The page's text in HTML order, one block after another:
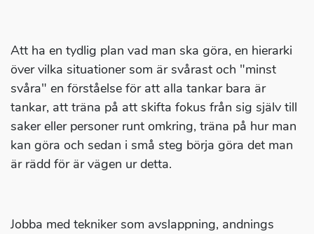
Att ha en tydlig plan vad man ska göra, en hierarki
över vilka situationer som är svårast och "minst
svåra" en förståelse för att alla tankar bara är
tankar, att träna på att skifta fokus från sig själv till
saker eller personer runt omkring, träna på hur man
kan göra och sedan i små steg börja göra det man
är rädd för är vägen ur detta.
Jobba med tekniker som avslappning, andnings